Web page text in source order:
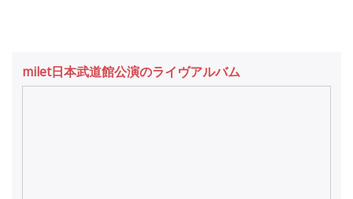
milet日本武道館公演のライヴアルバム